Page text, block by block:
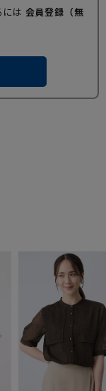
は 会員登録（無